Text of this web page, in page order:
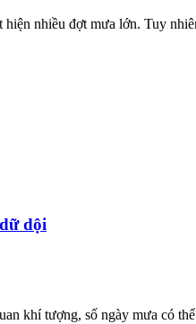
nhiều đợt mưa lớn. Tuy
dội
khí tượng, số ngày mưa có